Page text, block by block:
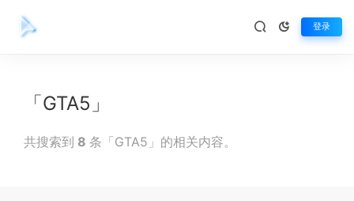
登录
「GTA5」
共搜索到 8 条「GTA5」的相关内容。